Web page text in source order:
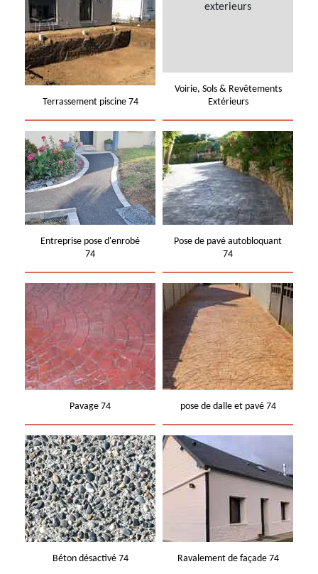
Terrassement piscine 74
Voirie, Sols & Revêtements
Extérieurs
Entreprise pose d'enrobé
74
Pose de pavé autobloquant
74
Pavage 74 pose de dalle et pavé 74
Béton désactivé 74 Ravalement de façade 74